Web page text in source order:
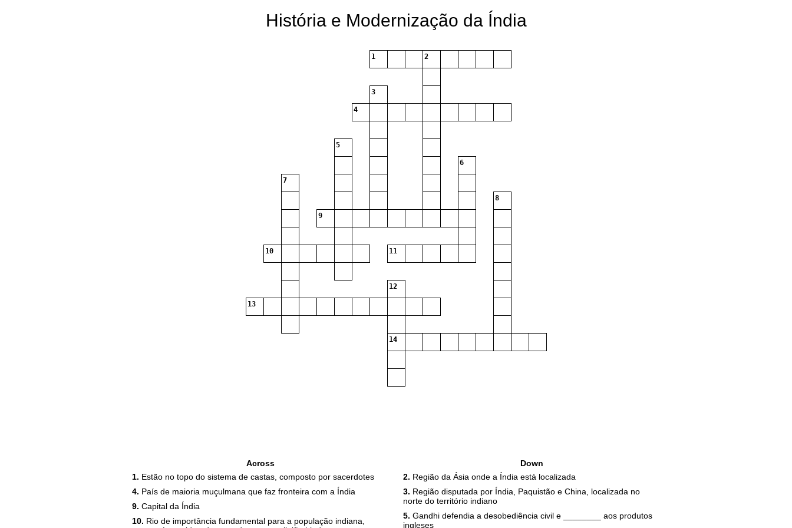
História e Modernização da Índia
1 2
3
4
5
6
7
8
9
10 11
12
13
14
Across
1. Estão no topo do sistema de castas, composto por sacerdotes
4. País de maioria muçulmana que faz fronteira com a Índia
9. Capital da Índia
10. Rio de importância fundamental para a população indiana,
Down
2. Região da Ásia onde a Índia está localizada
3. Região disputada por Índia, Paquistão e China, localizada no
norte do território indiano
5. Gandhi defendia a desobediência civil e ________ aos produtos
ingleses